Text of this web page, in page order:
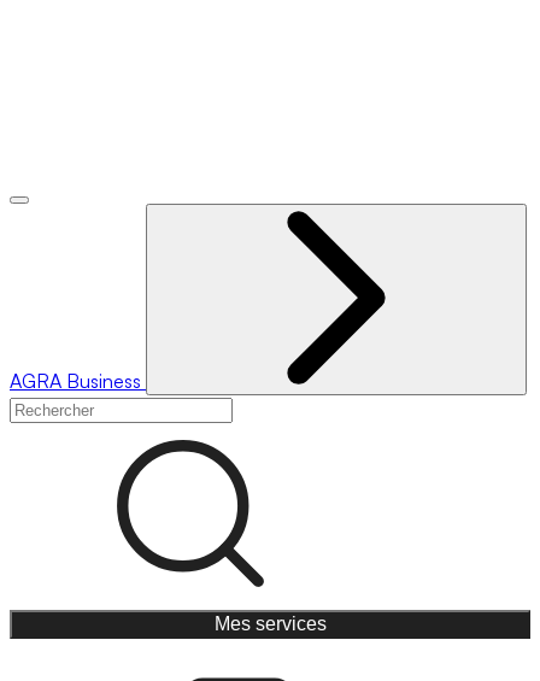
AGRA Business
Mes services